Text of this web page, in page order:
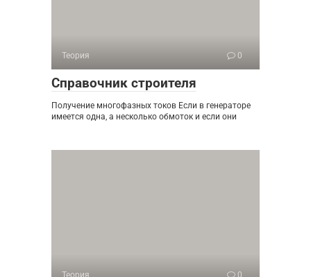
Теория 0
Справочник строителя
Получение многофазных токов Если в генераторе
имеется одна, а несколько обмоток и если они
Теория 0